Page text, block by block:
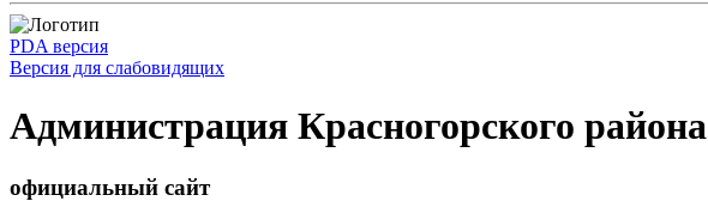
PDA версия
Версия для слабовидящих
Администрация Красногорского района
официальный сайт